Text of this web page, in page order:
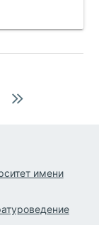
имени